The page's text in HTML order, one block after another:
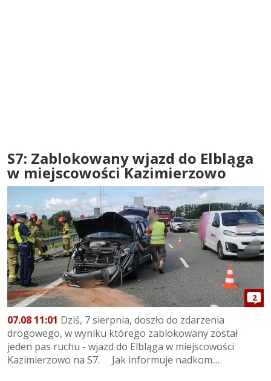
S7: Zablokowany wjazd do Elbląga
w miejscowości Kazimierzowo
2
07.08 11:01 Dziś, 7 sierpnia, doszło do zdarzenia
drogowego, w wyniku którego zablokowany został
jeden pas ruchu - wjazd do Elbląga w miejscowości
Kazimierzowo na S7. Jak informuje nadkom....